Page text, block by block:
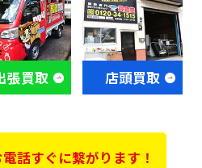
張買取 店頭買取
話すぐに繋がります！